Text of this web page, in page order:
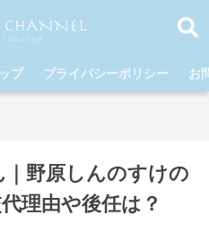
プ プライバシーポリシー お
野原しんのすけの
理由や後任は？